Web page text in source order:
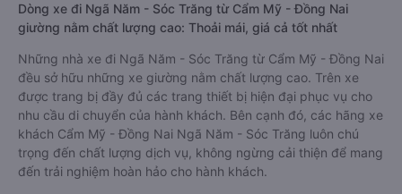
Dòng xe đi Ngã Năm - Sóc Trăng từ Cẩm Mỹ - Đồng Nai
giường nằm chất lượng cao: Thoải mái, giá cả tốt nhất
Những nhà xe đi Ngã Năm - Sóc Trăng từ Cẩm Mỹ - Đồng Nai
đều sở hữu những xe giường nằm chất lượng cao. Trên xe
được trang bị đầy đủ các trang thiết bị hiện đại phục vụ cho
nhu cầu di chuyển của hành khách. Bên cạnh đó, các hãng xe
khách Cẩm Mỹ - Đồng Nai Ngã Năm - Sóc Trăng luôn chú
trọng đến chất lượng dịch vụ, không ngừng cải thiện để mang
đến trải nghiệm hoàn hảo cho hành khách.